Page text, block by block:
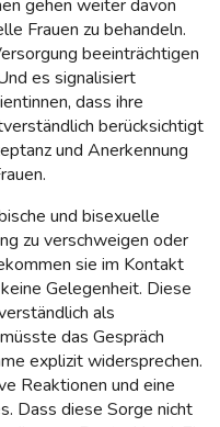
gehen weiter davon
Frauen zu behandeln.
beeinträchtigen
es signalisiert
dass ihre
berücksichtigt
und Anerkennung
und bisexuelle
zu verschweigen oder
sie im Kontakt
Gelegenheit. Diese
als
das Gespräch
explizit widersprechen.
Reaktionen und eine
Dass diese Sorge nicht